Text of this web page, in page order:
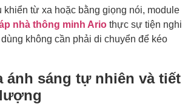
khiển từ xa hoặc bằng giọng nói, module
nhà thông minh Ario thực sự tiện nghi
không cần phải di chuyển để kéo
ánh sáng tự nhiên và tiết